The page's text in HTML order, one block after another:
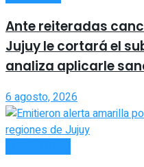
Ante reiteradas
Jujuy le cortará el
analiza aplicarle
6 agosto, 2026